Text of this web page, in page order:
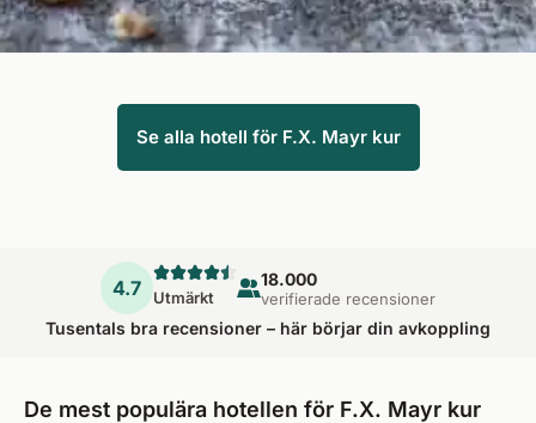
erbjuda dig.
Se alla hotell för F.X. Mayr kur
4.7 Utmärkt
18.000
verifierade recensioner
Tusentals bra recensioner – här börjar din avkoppling
De mest populära hotellen för F.X. Mayr kur